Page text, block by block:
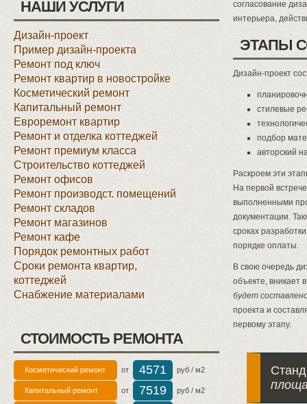
НАШИ УСЛУГИ
Дизайн-проект
Пример дизайн-проекта
Ремонт под ключ
Ремонт квартир в новостройке
Косметический ремонт
Капитальный ремонт
Евроремонт квартир
Ремонт и отделка коттеджей
Ремонт премиум класса
Строительство коттеджей
Ремонт офисов
Ремонт производст. помещений
Ремонт складов
Ремонт магазинов
Ремонт кафе
Порядок ремонтных работ
Сроки ремонта квартир,
коттеджей
Снабжение материалами
СТОИМОСТЬ РЕМОНТА
Косметический ремонт от 4571 руб / м2
Капитальный ремонт от 7519 руб / м2
согласование
интерьера,
ЭТАПЫ
Дизайн-проект
стилевые
подбор
авторский
Раскроем эти
На первой
выполненными
документации.
сроках
порядке оплаты.
В свою очередь
объекте, вникает
будет
проекта и
первому этапу.